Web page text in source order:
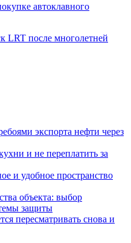
автоклавного
LRT после многолетней
экспорта нефти через
и не переплатить за
и удобное пространство
объекта: выбор
защиты
пересматривать снова и